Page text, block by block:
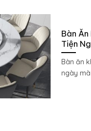
Bàn
Tiện
Bàn ăn
ngày